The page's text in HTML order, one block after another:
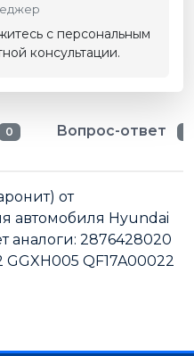
с персональным
консультации.
0 Вопрос-ответ
от
автомобиля Hyundai
аналоги: 2876428020
GGXH005 QF17A00022